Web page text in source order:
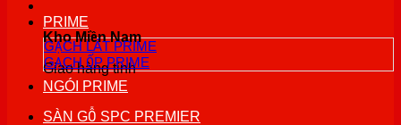
Kho Miền Nam
Giao hàng tỉnh
PRIME
GẠCH LÁT PRIME
GẠCH ỐP PRIME
NGÓI PRIME
SÀN GỖ SPC PREMIER